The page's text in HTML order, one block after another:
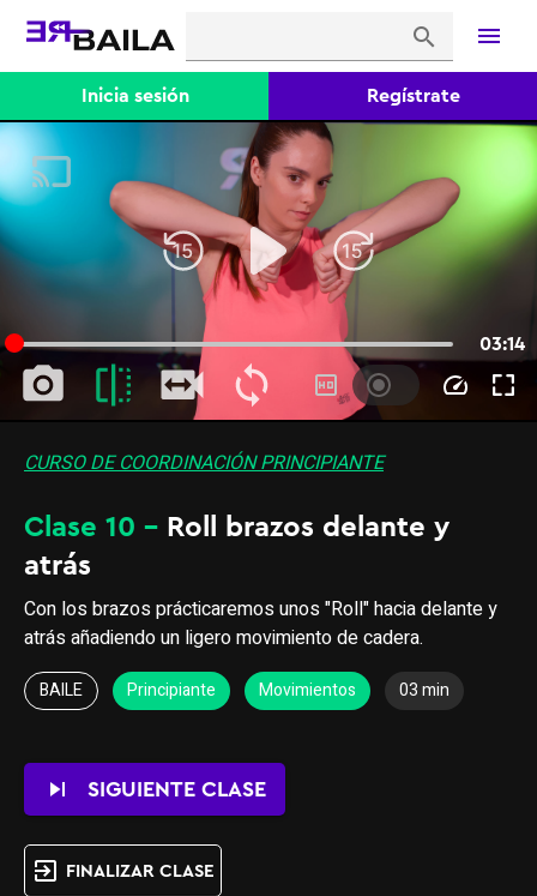
search menu
Inicia sesión Regístrate
CURSO DE COORDINACIÓN PRINCIPIANTE
Clase 10 - Roll brazos delante y
atrás
Con los brazos prácticaremos unos "Roll" hacia delante y
atrás añadiendo un ligero movimiento de cadera.
BAILE Principiante Movimientos 03 min
skip_next SIGUIENTE CLASE
exit_to_app FINALIZAR CLASE